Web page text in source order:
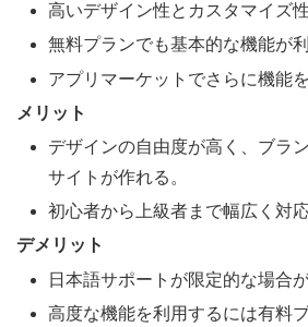
高いデザイン性とカスタマイズ性
無料プランでも基本的な機能が利
アプリマーケットでさらに機能
メリット
デザインの自由度が高く、ブラ
サイトが作れる。
初心者から上級者まで幅広く対応
デメリット
日本語サポートが限定的な場合が
高度な機能を利用するには有料